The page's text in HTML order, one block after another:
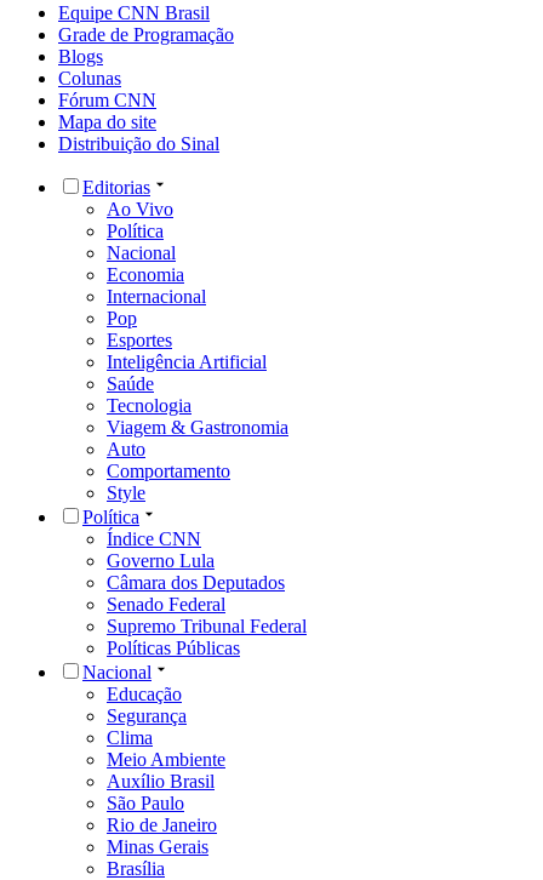
Equipe CNN Brasil
Grade de Programação
Blogs
Colunas
Fórum CNN
Mapa do site
Distribuição do Sinal
Editorias
Ao Vivo
Política
Nacional
Economia
Internacional
Pop
Esportes
Inteligência Artificial
Saúde
Tecnologia
Viagem & Gastronomia
Auto
Comportamento
Style
Política
Índice CNN
Governo Lula
Câmara dos Deputados
Senado Federal
Supremo Tribunal Federal
Políticas Públicas
Nacional
Educação
Segurança
Clima
Meio Ambiente
Auxílio Brasil
São Paulo
Rio de Janeiro
Minas Gerais
Brasília